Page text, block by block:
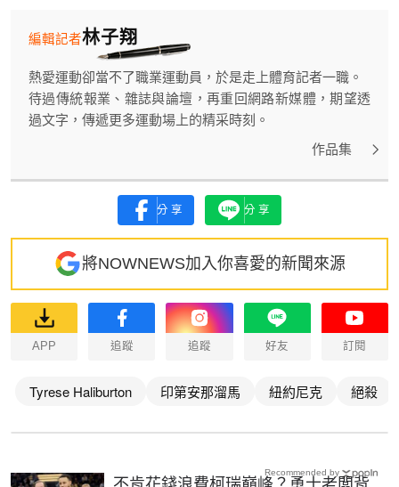
林子翔
編輯記者
熱愛運動卻當不了職業運動員，於是走上體育記者一職。
待過傳統報業、雜誌與論壇，再重回網路新媒體，期望透
過文字，傳遞更多運動場上的精采時刻。
作品集
分享 分享
將NOWNEWS加入你喜愛的新聞來源
APP 追蹤 追蹤 好友 訂閱
Tyrese Haliburton 印第安那溜馬 紐約尼克 絕殺
Recommended by